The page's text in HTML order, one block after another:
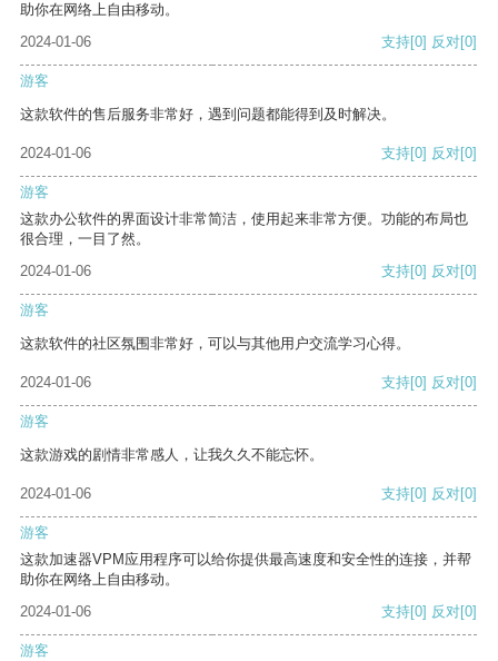
助你在网络上自由移动。
2024-01-06
支持[0] 反对[0]
游客
这款软件的售后服务非常好，遇到问题都能得到及时解决。
2024-01-06 支持[0] 反对[0]
游客
这款办公软件的界面设计非常简洁，使用起来非常方便。功能的布局也
很合理，一目了然。
2024-01-06
支持[0] 反对[0]
游客
这款软件的社区氛围非常好，可以与其他用户交流学习心得。
2024-01-06 支持[0] 反对[0]
游客
这款游戏的剧情非常感人，让我久久不能忘怀。
2024-01-06 支持[0] 反对[0]
游客
这款加速器VPM应用程序可以给你提供最高速度和安全性的连接，并帮
助你在网络上自由移动。
2024-01-06
支持[0] 反对[0]
游客